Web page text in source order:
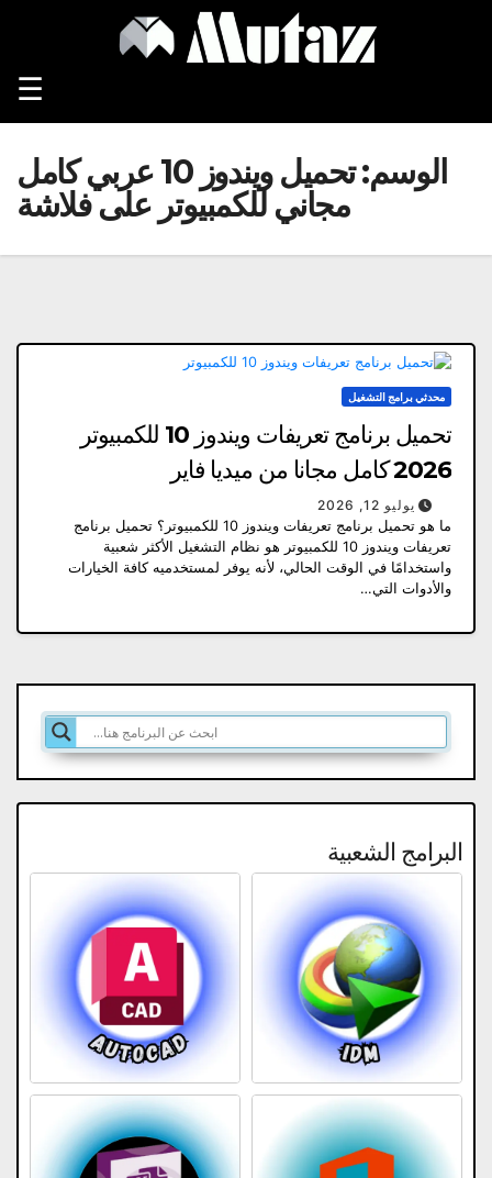
☰
الوسم:
تحميل ويندوز 10 عربي كامل
مجاني للكمبيوتر على فلاشة
محدثي برامج التشغيل
تحميل برنامج تعريفات ويندوز 10 للكمبيوتر
2026 كامل مجانا من ميديا فاير
يوليو 12, 2026
ما هو تحميل برنامج تعريفات ويندوز 10 للكمبيوتر؟ تحميل برنامج
تعريفات ويندوز 10 للكمبيوتر هو نظام التشغيل الأكثر شعبية
واستخدامًا في الوقت الحالي، لأنه يوفر لمستخدميه كافة الخيارات
والأدوات التي…
البرامج الشعبية